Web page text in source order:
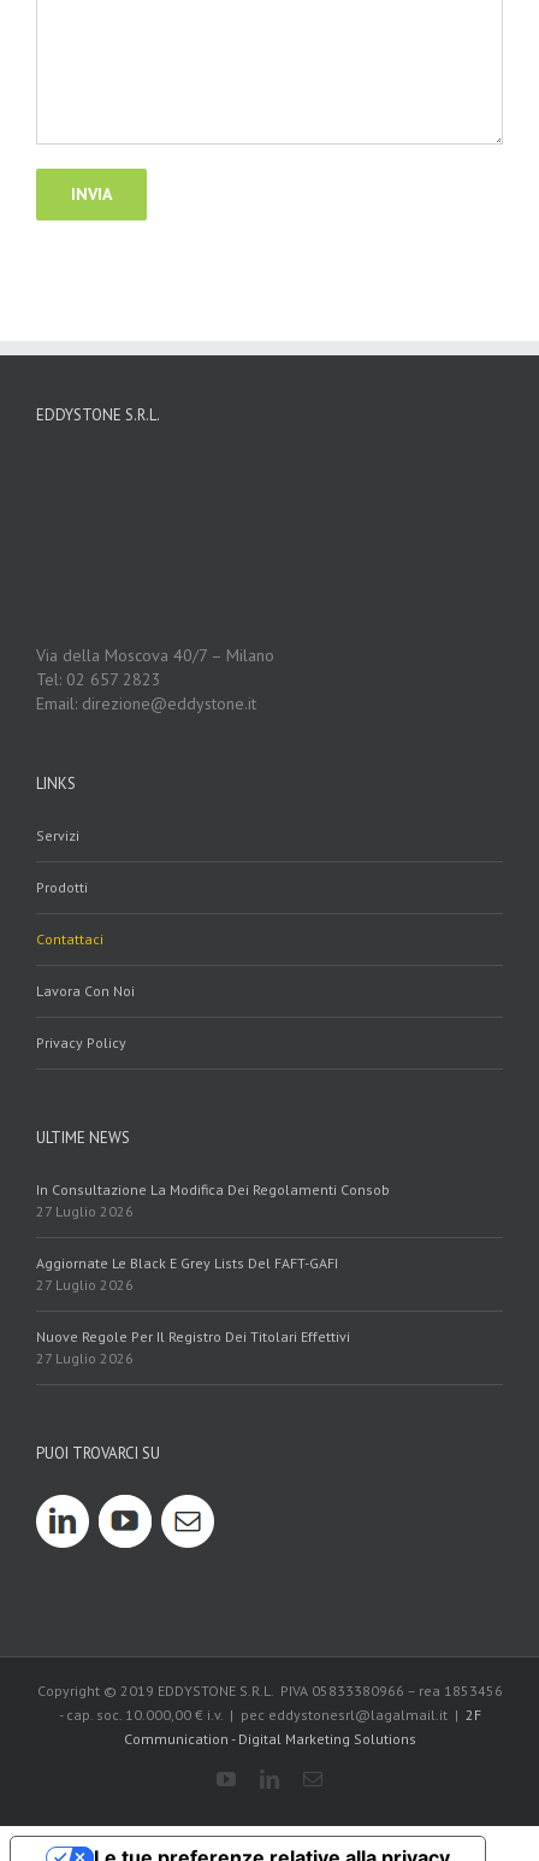
EDDYSTONE S.R.L.
Via della Moscova 40/7 – Milano
Tel: 02 657 2823
Email: direzione@eddystone.it
LINKS
Servizi
Prodotti
Contattaci
Lavora Con Noi
Privacy Policy
ULTIME NEWS
In Consultazione La Modifica Dei Regolamenti Consob
27 Luglio 2026
Aggiornate Le Black E Grey Lists Del FAFT-GAFI
27 Luglio 2026
Nuove Regole Per Il Registro Dei Titolari Effettivi
27 Luglio 2026
PUOI TROVARCI SU
Copyright © 2019 EDDYSTONE S.R.L. PIVA 05833380966 – rea 1853456
- cap. soc. 10.000,00 € i.v. | pec eddystonesrl@lagalmail.it | 2F
Communication - Digital Marketing Solutions